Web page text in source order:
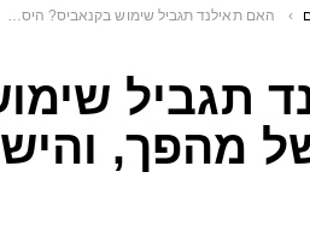
האם תאילנד תגביל שימוש בקנאביס? היסטוריה של מהפך, והישראלי שגילה את הTHC
תגביל
מהפך,